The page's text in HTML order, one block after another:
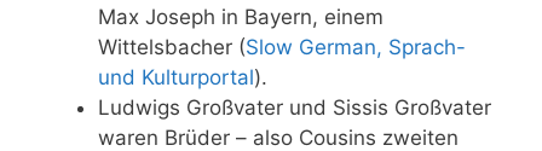
Max Joseph in Bayern, einem
Wittelsbacher (Slow German, Sprach-
und Kulturportal).
Ludwigs Großvater und Sissis Großvater
waren Brüder – also Cousins zweiten